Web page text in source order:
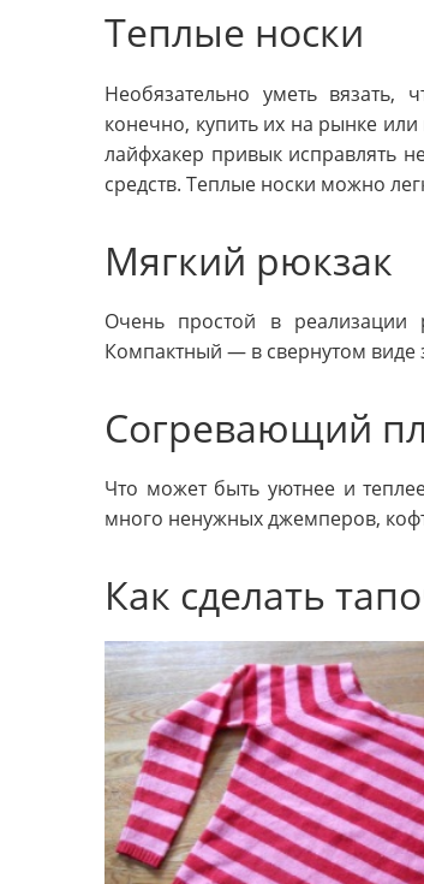
Теплые носки
Необязательно уметь
конечно, купить их на рынке
лайфхакер привык исправлять
средств. Теплые носки можно
Мягкий рюкзак
Очень простой в реализации
Компактный — в свернутом виде
Согревающий
Что может быть уютнее и
много ненужных джемперов,
Как сделать